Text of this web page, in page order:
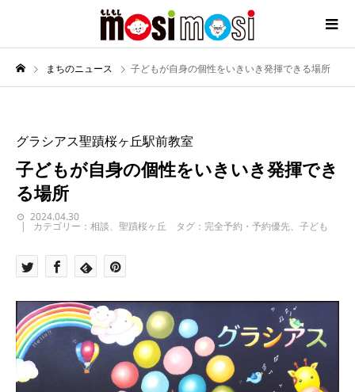
まちのニュース 子どもが自身の個性をいきいき発揮できる場所
グラシアス聖蹟桜ヶ丘駅前教室
子どもが自身の個性をいきいき発揮でき
る場所
2024.04.30
カテゴリー：相談、聖蹟桜ヶ丘 タグ：完全予約・予約優先、子ども